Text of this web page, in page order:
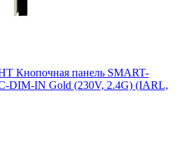
Кнопочная панель SMART-
DIM-IN Gold (230V, 2.4G) (IARL,